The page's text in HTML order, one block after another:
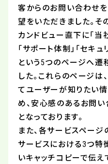
客からのお問い合わせを
望をいただきました。そ
カンドビュー直下に「当
「サポート体制」「セキュ
という5つのページへ遷
した。これらのページは
てユーザーが知りたい
め、安心感のあるお問
となっております。
また、各サービスページ
サービスにおける3つ特
いキャッチコピーで伝え